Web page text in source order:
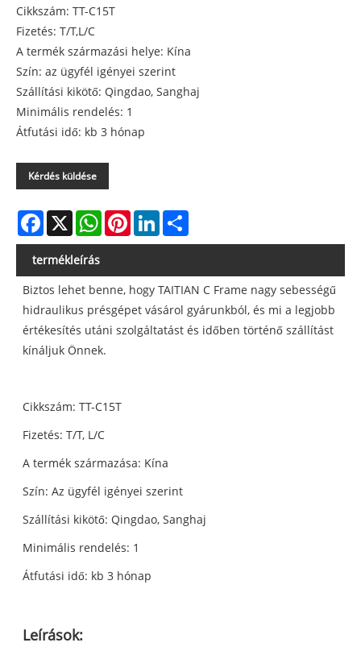
Cikkszám: TT-C15T
Fizetés: T/T,L/C
A termék származási helye: Kína
Szín: az ügyfél igényei szerint
Szállítási kikötő: Qingdao, Sanghaj
Minimális rendelés: 1
Átfutási idő: kb 3 hónap
Kérdés küldése
Facebook
X WhatsAppPinterestLinkedIn
termékleírás
Biztos lehet benne, hogy TAITIAN C Frame nagy sebességű
hidraulikus présgépet vásárol gyárunkból, és mi a legjobb
értékesítés utáni szolgáltatást és időben történő szállítást
kínáljuk Önnek.
Cikkszám: TT-C15T
Fizetés: T/T, L/C
A termék származása: Kína
Szín: Az ügyfél igényei szerint
Szállítási kikötő: Qingdao, Sanghaj
Minimális rendelés: 1
Átfutási idő: kb 3 hónap
Leírások: